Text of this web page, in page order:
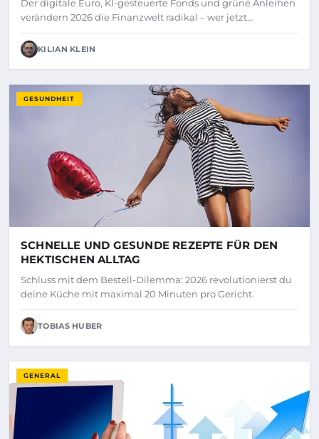
Der digitale Euro, KI-gesteuerte Fonds und grüne Anleihen
verändern 2026 die Finanzwelt radikal – wer jetzt…
KILIAN KLEIN
GESUNDHEIT
SCHNELLE UND GESUNDE REZEPTE FÜR DEN
HEKTISCHEN ALLTAG
Schluss mit dem Bestell-Dilemma: 2026 revolutionierst du
deine Küche mit maximal 20 Minuten pro Gericht.
TOBIAS HUBER
GENERAL